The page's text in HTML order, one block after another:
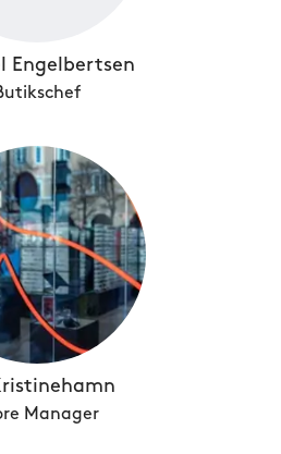
Engelbertsen
Manager